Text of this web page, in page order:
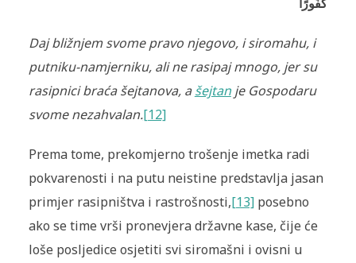
Daj bližnjem svome pravo njegovo, i siromahu, i
putniku-namjerniku, ali ne rasipaj mnogo, jer su
rasipnici braća šejtanova, ašejtanje Gospodaru
svome nezahvalan.[12]
Prema tome, prekomjerno trošenje imetka radi
pokvarenosti i na putu neistine predstavlja jasan
primjer rasipništva i rastrošnosti,[13]posebno
ako se time vrši pronevjera državne kase, čije će
loše posljedice osjetiti svi siromašni i ovisni u